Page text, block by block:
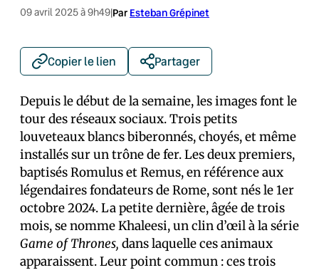
09 avril 2025 à 9h49|Par Esteban Grépinet
Copier le lien Partager
Depuis le début de la semaine, les images font le
tour des réseaux sociaux. Trois petits
louveteaux blancs biberonnés, choyés, et même
installés sur un trône de fer. Les deux premiers,
baptisés Romulus et Remus, en référence aux
légendaires fondateurs de Rome, sont nés le 1er
octobre 2024. La petite dernière, âgée de trois
mois, se nomme Khaleesi, un clin d’œil à la série
Game of Thrones, dans laquelle ces animaux
apparaissent. Leur point commun : ces trois